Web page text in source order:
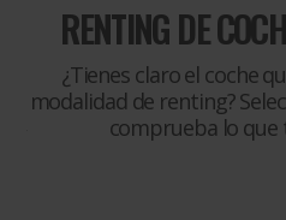
RENTING DE
¿Tienes claro el coche
modalidad de renting?
comprueba lo